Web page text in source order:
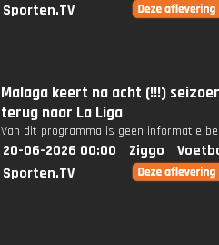
Sporten.TV
Malaga keert na acht (!!!)
terug naar La Liga
Van dit programma is geen informatie
20-06-2026 00:00 Ziggo
Sporten.TV